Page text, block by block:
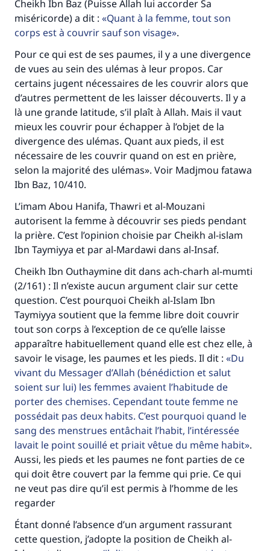
Cheikh Ibn Baz (Puisse Allah lui accorder Sa
miséricorde) a dit :
Quant à la femme, tout son
corps est à couvrir sauf son visage .
Pour ce qui est de ses paumes, il y a une divergence
de vues au sein des ulémas à leur propos. Car
certains jugent nécessaires de les couvrir alors que
d’autres permettent de les laisser découverts. Il y a
là une grande latitude, s’il plaît à Allah. Mais il vaut
mieux les couvrir pour échapper à l’objet de la
divergence des ulémas. Quant aux pieds, il est
nécessaire de les couvrir quand on est en prière,
selon la majorité des ulémas». Voir Madjmou fatawa
Ibn Baz, 10/410.
L’imam Abou Hanifa, Thawri et al-Mouzani
autorisent la femme à découvrir ses pieds pendant
la prière. C’est l’opinion choisie par Cheikh al-islam
Ibn Taymiyya et par al-Mardawi dans al-Insaf.
Cheikh Ibn Outhaymine dit dans ach-charh al-mumti
(2/161) : Il n’existe aucun argument clair sur cette
question. C’est pourquoi Cheikh al-Islam Ibn
Taymiyya soutient que la femme libre doit couvrir
tout son corps à l’exception de ce qu’elle laisse
apparaître habituellement quand elle est chez elle, à
savoir le visage, les paumes et les pieds. Il dit :
Du
vivant du Messager d’Allah (bénédiction et salut
soient sur lui) les femmes avaient l’habitude de
porter des chemises. Cependant toute femme ne
possédait pas deux habits. C’est pourquoi quand le
sang des menstrues entâchait l’habit, l’intéressée
lavait le point souillé et priait vêtue du même habit .
Aussi, les pieds et les paumes ne font parties de ce
qui doit être couvert par la femme qui prie. Ce qui
ne veut pas dire qu’il est permis à l’homme de les
regarder
Étant donné l’absence d’un argument rassurant
cette question, j’adopte la position de Cheikh al-